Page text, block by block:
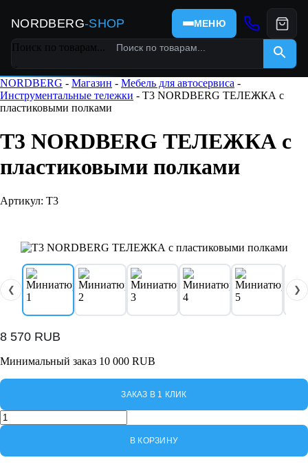
NORDBERG-SHOP МЕНЮ
Поиск по товарам...
×
NORDBERG - Магазин - Мебель для автосервиса -
Инструментальные тележки - T3 NORDBERG ТЕЛЕЖКА с
пластиковыми полками
T3 NORDBERG ТЕЛЕЖКА с
пластиковыми полками
Артикул: T3
❮ ❯
8 570 RUB
Минимальный заказ 10 000 RUB
ЗАКАЗ В 1 КЛИК
Количество
товара
NORDBERG
В КОРЗИНУ